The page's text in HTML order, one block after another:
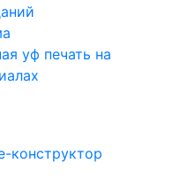
уф печать на
конструктор